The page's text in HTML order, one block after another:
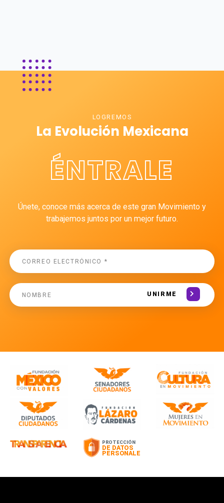
LOGREMOS
La Evolución Mexicana
ÉNTRALE
Únete, conoce más acerca de este gran Movimiento y
trabajemos juntos por un mejor futuro.
UNIRME